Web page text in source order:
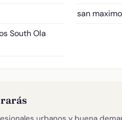
South Ola
san maximo